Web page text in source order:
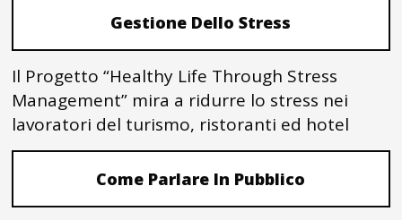
Gestione Dello Stress
Il Progetto “Healthy Life Through Stress
Management” mira a ridurre lo stress nei
lavoratori del turismo, ristoranti ed hotel
Come Parlare In Pubblico